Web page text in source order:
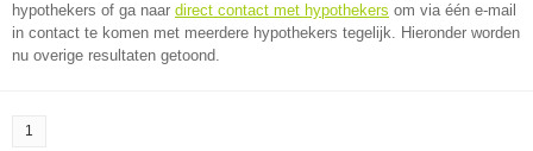
hypothekers of ga naar direct contact met hypothekers om via één e-mail
in contact te komen met meerdere hypothekers tegelijk. Hieronder worden
nu overige resultaten getoond.
1